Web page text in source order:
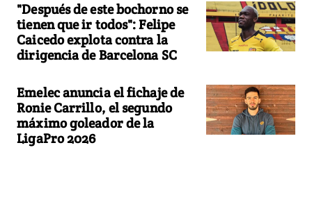
"Después de este bochorno se
tienen que ir todos": Felipe
Caicedo explota contra la
dirigencia de Barcelona SC
Emelec anuncia el fichaje de
Ronie Carrillo, el segundo
máximo goleador de la
LigaPro 2026